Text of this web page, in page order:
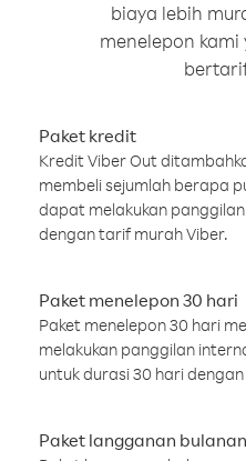
biaya lebih
menelepon
Paket kredit
Kredit Viber Out
membeli sejumlah berapa
dapat melakukan
dengan tarif murah Viber.
Paket menelepon 30 hari
Paket menelepon 30 hari
melakukan panggilan
untuk durasi 30 hari
Paket langganan bulanan